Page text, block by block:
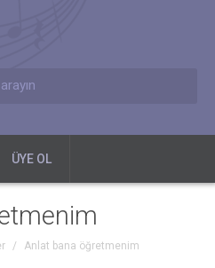
ÜYE OL
/ Anlat bana öğretmenim